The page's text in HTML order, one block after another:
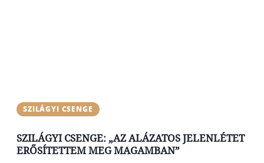
SZILÁGYI CSENGE
SZILÁGYI CSENGE: „AZ ALÁZATOS JELENLÉTET
ERŐSÍTETTEM MEG MAGAMBAN”